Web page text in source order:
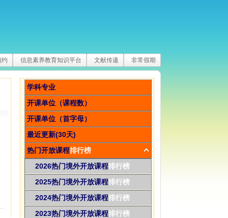
约 信息素养教育知识平台 文献传递 非常假期
学科专业
开课单位（课程数）
开课单位（首字母）
最近更新(30天)
热门开放课程排行榜
2026热门境外开放课程排行榜
2025热门境外开放课程排行榜
2024热门境外开放课程排行榜
2023热门境外开放课程排行榜